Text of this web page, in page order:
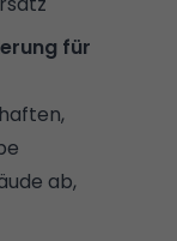
für
ab,